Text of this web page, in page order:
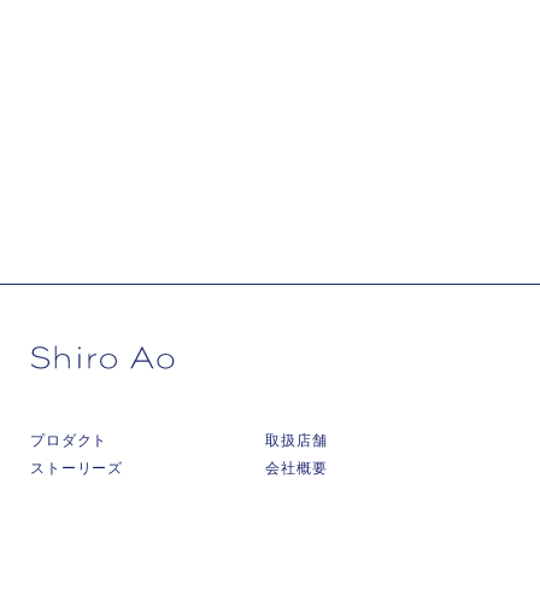
プロダクト
ストーリーズ
取扱店舗
会社概要